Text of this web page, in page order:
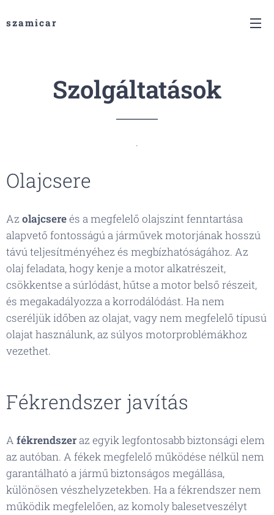
szamicar
Szolgáltatások
.
Olajcsere
Az olajcsereés a megfelelő olajszint fenntartása
alapvető fontosságú a járművek motorjának hosszú
távú teljesítményéhez és megbízhatóságához. Az
olaj feladata, hogy kenje a motor alkatrészeit,
csökkentse a súrlódást, hűtse a motor belső részeit,
és megakadályozza a korrodálódást. Ha nem
cseréljük időben az olajat, vagy nem megfelelő típusú
olajat használunk, az súlyos motorproblémákhoz
vezethet.
Fékrendszer javítás
A fékrendszeraz egyik legfontosabb biztonsági elem
az autóban. A fékek megfelelő működése nélkül nem
garantálható a jármű biztonságos megállása,
különösen vészhelyzetekben. Ha a fékrendszer nem
működik megfelelően, az komoly balesetveszélyt